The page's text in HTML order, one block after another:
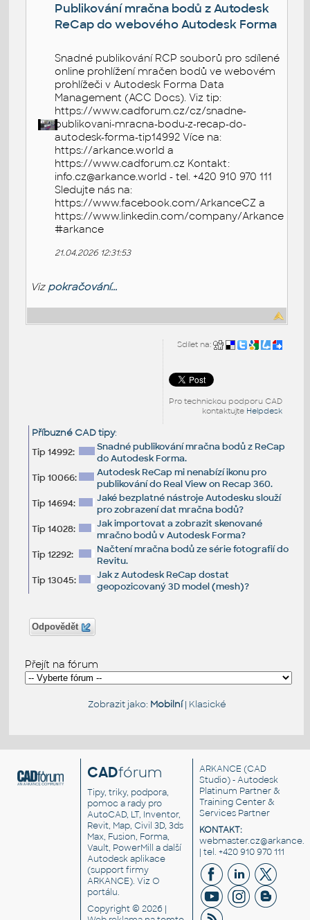
Publikování mračna bodů z Autodesk
ReCap do webového Autodesk Forma
Snadné publikování RCP souborů pro sdílené
online prohlížení mračen bodů ve webovém
prohlížeči v Autodesk Forma Data
Management (ACC Docs). Viz tip:
https://www.cadforum.cz/cz/snadne-
publikovani-mracna-bodu-z-recap-do-
autodesk-forma-tip14992 Více na:
https://arkance.world a
https://www.cadforum.cz Kontakt:
info.cz@arkance.world - tel. +420 910 970 111
Sledujte nás na:
https://www.facebook.com/ArkanceCZ a
https://www.linkedin.com/company/Arkance
#arkance
21.04.2026 12:31:53
Viz pokračování...
Sdílet na:
Pro technickou podporu CAD
kontaktujte Helpdesk
Příbuzné CAD tipy:
Tip 14992:
Snadné publikování mračna bodů z ReCap
do Autodesk Forma.
Tip 10066:
Autodesk ReCap mi nenabízí ikonu pro
publikování do Real View on Recap 360.
Tip 14694:
Jaké bezplatné nástroje Autodesku slouží
pro zobrazení dat mračna bodů?
Tip 14028:
Jak importovat a zobrazit skenované
mračno bodů v Autodesk Forma?
Tip 12292:
Načtení mračna bodů ze série fotografií do
Revitu.
Tip 13045:
Jak z Autodesk ReCap dostat
geopozicovaný 3D model (mesh)?
Odpovědět
Přejít na fórum
Zobrazit jako: Mobilní| Klasické
CADfórum
Tipy, triky, podpora,
pomoc a rady pro
AutoCAD, LT, Inventor,
Revit, Map, Civil 3D, 3ds
Max, Fusion, Forma,
Vault, PowerMill a další
Autodesk aplikace
(support firmy
ARKANCE). VizO
portálu.
Copyright © 2026 |
ARKANCE (CAD
Studio) - Autodesk
Platinum Partner &
Training Center &
Services Partner
KONTAKT:
| tel. +420 910 970 111